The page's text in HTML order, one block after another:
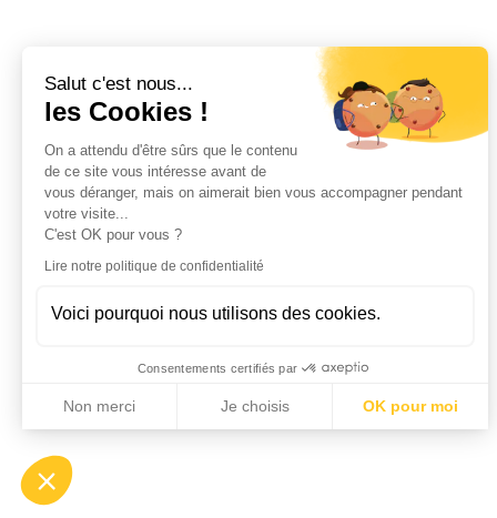
Salut c'est nous...
les Cookies !
On a attendu d'être sûrs que le contenu
de ce site vous intéresse avant de
vous déranger, mais on aimerait bien vous accompagner pendant
votre visite...
C'est OK pour vous ?
Lire notre politique de confidentialité
Voici pourquoi nous utilisons des cookies.
Consentements certifiés par
Non merci Je choisis OK pour moi
Plateforme de Gestion du Consentement : Personnalisez
Notre plateforme vous permet d'adapter et de gérer vos